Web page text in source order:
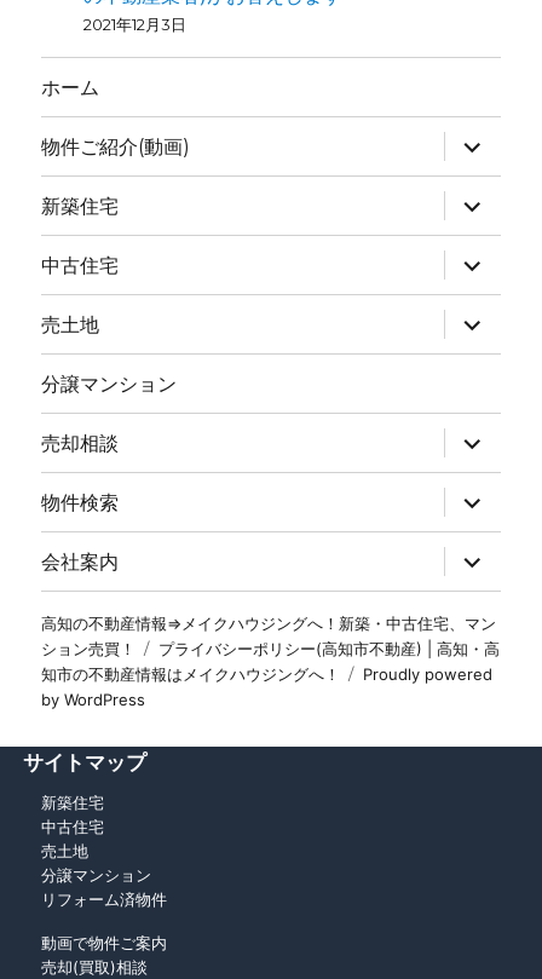
2021年12月3日
ホーム
物件ご紹介(動画)
新築住宅
中古住宅
売土地
分譲マンション
売却相談
物件検索
会社案内
高知の不動産情報⇒メイクハウジングへ！新築・中古住宅、マン
ション売買！
プライバシーポリシー(高知市不動産) | 高知・高
知市の不動産情報はメイクハウジングへ！
Proudly powered
by WordPress
サイトマップ
新築住宅
中古住宅
売土地
分譲マンション
リフォーム済物件
動画で物件ご案内
売却(買取)相談